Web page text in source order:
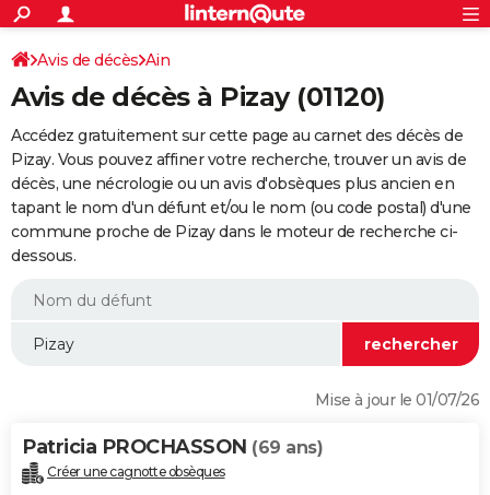
ACTUALITÉS
Politique
Société
Faits Divers
Education
Monde
Villes
+
SPORT
Coupe du monde 2026
Football
Tennis
Cyclisme
Rugby
Forum
Programme TV
TNT
Streaming
Cinéma
Sorties cinéma
Musique
+
FINANCE
Retraite
Epargne
Immobilier
Risques naturels par ville
Assurance
AUTO
Essais
Réserver un essai
Citadines
Berlines
SUV
Forum auto
+
HIGH-TECH
BRICOLAGE
WEEK-END
Alimentation
Guide de la santé
Maladies
Médicaments
Sommeil
VOYAGE
Avis de décès Ain
Avis de décès à Pizay (01120)
Accédez gratuitement sur cette page au carnet des décès de
Pizay. Vous pouvez affiner votre recherche, trouver un avis de
décès, une nécrologie ou un avis d'obsèques plus ancien en
tapant le nom d'un défunt et/ou le nom (ou code postal) d'une
commune proche de Pizay dans le moteur de recherche ci-
dessous.
Mise à jour le 01/07/26
Patricia PROCHASSON (69 ans)
Créer une cagnotte obsèques